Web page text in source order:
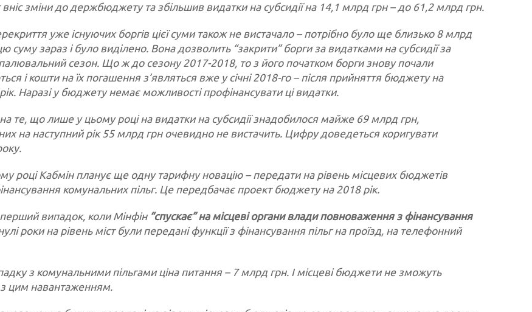
зміни до держбюджету та збільшив видатки на субсидії на 14,1 млрд грн – до 61,2 млрд грн.
уже існуючих боргів цієї суми також не вистачало – потрібно було ще близько 8 млрд
суму зараз і було виділено. Вона дозволить “закрити” борги за видатками на субсидії за
сезон. Що ж до сезону 2017-2018, то з його початком борги знову почали
і кошти на їх погашення з’являться вже у січні 2018-го – після прийняття бюджету на
Наразі у бюджету немає можливості профінансувати ці видатки.
те, що лише у цьому році на видатки на субсидії знадобилося майже 69 млрд грн,
на наступний рік 55 млрд грн очевидно не вистачить. Цифру доведеться коригувати
році Кабмін планує ще одну тарифну новацію – передати на рівень місцевих бюджетів
комунальних пільг. Це передбачає проект бюджету на 2018 рік.
випадок, коли Мінфін “спускає” на місцеві органи влади повноваження з фінансування
роки на рівень міст були передані функції з фінансування пільг на проїзд, на телефонний
з комунальними пільгами ціна питання – 7 млрд грн. І місцеві бюджети не зможуть
цим навантаженням.